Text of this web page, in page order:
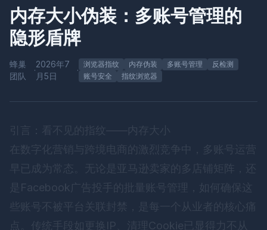
内存大小伪装：多账号管理的
隐形盾牌
蜂巢
团队
·
2026年7
月5日
·
浏览器指纹 内存伪装 多账号管理
反检测
账号安全
指纹浏览器
引言：看不见的指纹——内存大小
在数字化营销与跨境电商的激烈竞争中，多账号运营
早已成为常态。无论是亚马逊卖家的多店铺矩阵，还
是Facebook广告投手的批量账号管理，如何确保这
些账号不被平台关联封禁，是每一个从业者的核心痛
点。传统手段如更换IP、清理Cookie已显得力不从